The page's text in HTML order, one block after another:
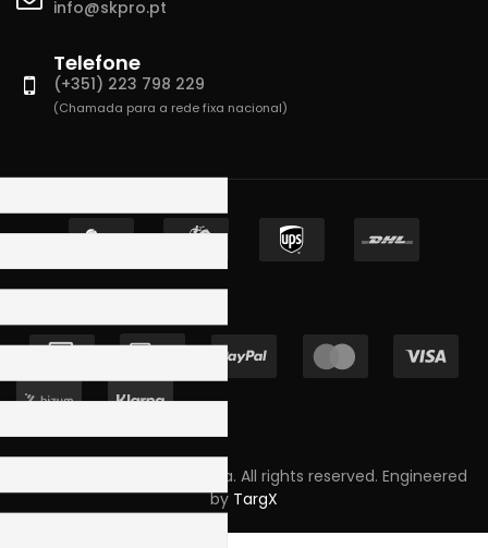
info@skpro.pt
Telefone
(+351) 223 798 229
(Chamada para a rede fixa nacional)
Copyright © 2023 Skpro, Lda. All rights reserved. Engineered
by TargX